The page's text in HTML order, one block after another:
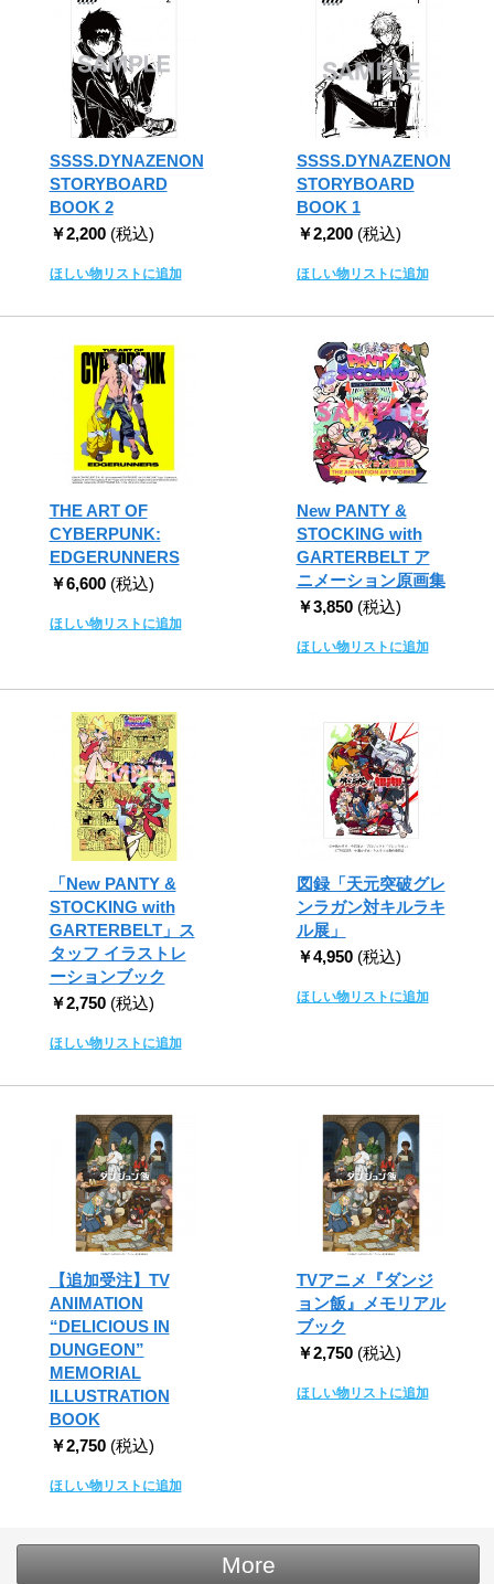
SSSS.DYNAZENON
STORYBOARD
BOOK 2
￥2,200 (税込)
ほしい物リストに追加
SSSS.DYNAZENON
STORYBOARD
BOOK 1
￥2,200 (税込)
ほしい物リストに追加
THE ART OF
CYBERPUNK:
EDGERUNNERS
￥6,600 (税込)
ほしい物リストに追加
New PANTY &
STOCKING with
GARTERBELT ア
ニメーション原画集
￥3,850 (税込)
ほしい物リストに追加
「New PANTY &
STOCKING with
GARTERBELT」ス
タッフ イラストレ
ーションブック
￥2,750 (税込)
ほしい物リストに追加
図録「天元突破グレ
ンラガン対キルラキ
ル展」
￥4,950 (税込)
ほしい物リストに追加
【追加受注】TV
ANIMATION
“DELICIOUS IN
DUNGEON”
MEMORIAL
ILLUSTRATION
BOOK
￥2,750 (税込)
ほしい物リストに追加
TVアニメ『ダンジ
ョン飯』メモリアル
ブック
￥2,750 (税込)
ほしい物リストに追加
More